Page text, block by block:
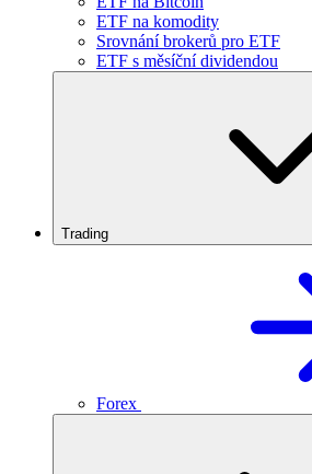
ETF na komodity
Srovnání brokerů pro ETF
ETF s měsíční dividendou
Trading
Forex